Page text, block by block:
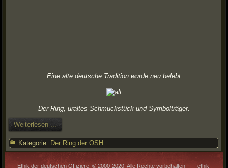
Eine alte deutsche Tradition wurde neu belebt
Der Ring, uraltes Schmuckstück und Symbolträger.
Weiterlesen ...
Kategorie: Der Ring der OSH
Ethik der deutschen Offiziere © 2000-2020 Alle Rechte vorbehalten – ethik-